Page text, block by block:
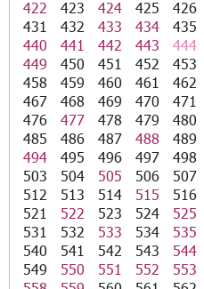
422
423 424 425 426
431
432 433 434 435
440
441 442 443 444
449
450 451 452 453
458
459 460 461 462
467
468 469 470 471
476
477 478 479 480
485
486 487 488 489
494
495 496 497 498
503
504 505 506 507
512
513 514 515 516
521
522 523 524 525
531
532 533 534 535
540
541 542 543 544
549
550 551 552 553